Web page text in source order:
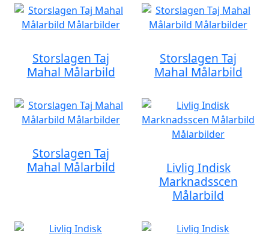
Storslagen Taj
Mahal Målarbild
Storslagen Taj
Mahal Målarbild
Storslagen Taj
Mahal Målarbild
Livlig Indisk
Marknadsscen
Målarbild